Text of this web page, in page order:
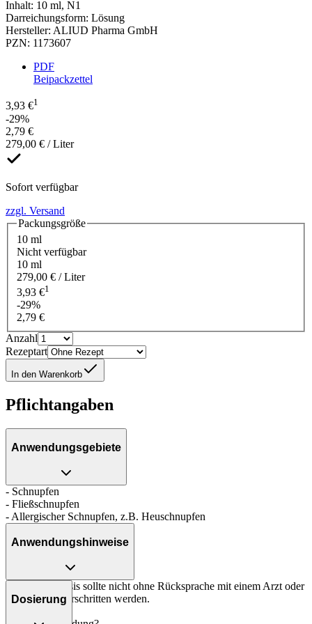
Inhalt: 10 ml, N1
Darreichungsform: Lösung
Hersteller: ALIUD Pharma GmbH
PZN: 1173607
PDF
Beipackzettel
3,93 €1
-29%
2,79 €
279,00 € / Liter
Sofort verfügbar
zzgl. Versand
Packungsgröße
10 ml
Nicht verfügbar
10 ml
279,00 € / Liter
3,93 €1
-29%
2,79 €
Anzahl
Rezeptart
In den Warenkorb
Pflichtangaben
Anwendungsgebiete
- Schnupfen
- Fließschnupfen
- Allergischer Schnupfen, z.B. Heuschnupfen
Anwendungshinweise
Die Gesamtdosis sollte nicht ohne Rücksprache mit einem Arzt oder
Apotheker überschritten werden.
Dosierung